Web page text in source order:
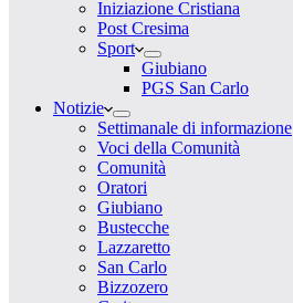
Iniziazione Cristiana
Post Cresima
Sport
Giubiano
PGS San Carlo
Notizie
Settimanale di informazione
Voci della Comunità
Comunità
Oratori
Giubiano
Bustecche
Lazzaretto
San Carlo
Bizzozero